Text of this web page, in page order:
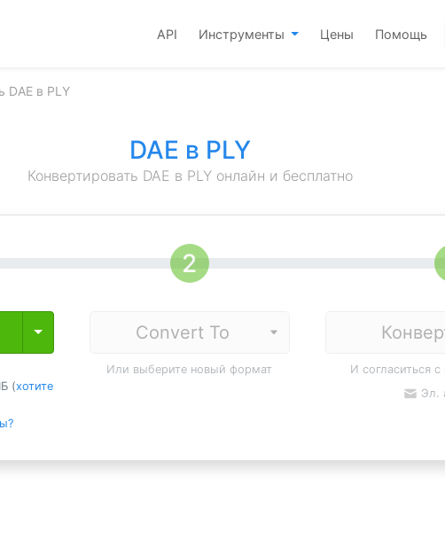
API Инструменты Цены Помощь
DAE в PLY
DAE в PLY
Конвертировать DAE в PLY онлайн и бесплатно
Toggle Dropdown
(хотите
Или выберите новый формат И согласиться
Эл.